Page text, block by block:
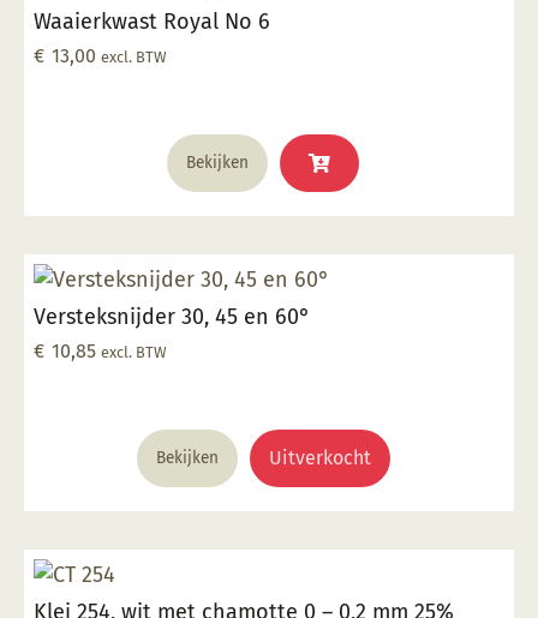
optie
op
de
productpagina
Waaierkwast Royal No 6
€ 13,00 excl. BTW
Bekijken
Versteksnijder 30, 45 en 60°
€ 10,85 excl. BTW
Bekijken Uitverkocht
Klei 254, wit met chamotte 0 – 0,2 mm 25%